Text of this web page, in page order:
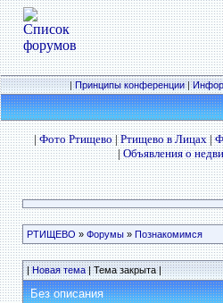
|Принципы конференции|
|Фото Ртищево|Ртищево в Лицах|
|Объявления о
РТИЩЕВО » Форумы» Познакомимся
|Новая тема| Тема закрыта |
Без описания